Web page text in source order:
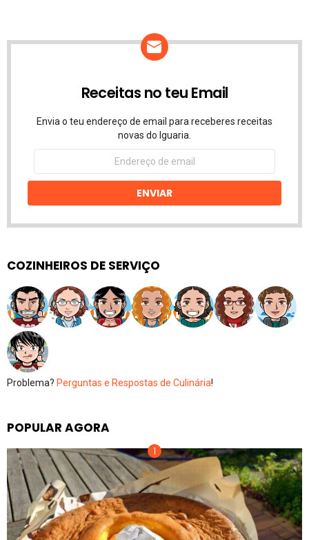
Receitas no teu Email
Envia o teu endereço de email para receberes receitas
novas do Iguaria.
Endereço
email
ENVIAR
COZINHEIROS DE SERVIÇO
Problema? Perguntas e Respostas de Culinária!
POPULAR AGORA